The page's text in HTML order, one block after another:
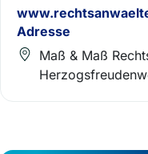
Adresse
Maß & Maß